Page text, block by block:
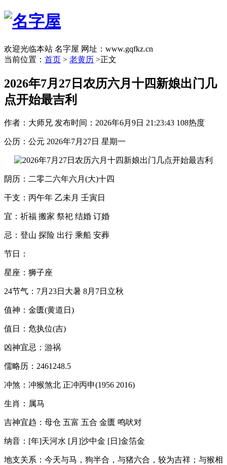
欢迎光临本站 名字屋 网址：www.gqfkz.cn
当前位置： 首页 > 老黄历 >正文
2026年7月27日农历六月十四新娘出门几
点开始最吉利
作者：大师兄 发布时间：2026年6月9日 21:23:43 108热度
公历：公元 2026年7月27日 星期一
阴历：二零二六年六月(大)十四
干支：丙午年 乙未月 壬寅日
宜：祈福 搬家 祭祀 结婚 订婚
忌：登山 探险 出行 乘船 安葬
节日：
星座：狮子座
24节气：7月23日大暑 8月7日立秋
值神：金匮(黄道日)
值日：危执位(吉)
凶神宜忌：游祸
儒略历：2461248.5
冲煞：冲猴煞北 正冲丙申(1956 2016)
生肖：属马
吉神宜趋：母仓 五富 五合 金匮 鸣吠对
纳音：[年]天河水 [月]沙中金 [日]金箔金
地支关系：今天与马，狗半合，与猪六合，较为吉祥；与猴相